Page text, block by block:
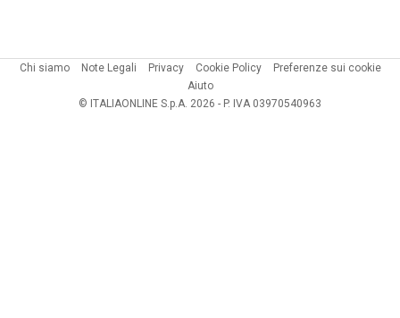
Chi siamo Note Legali Privacy Cookie Policy
Preferenze sui cookie
Aiuto
© ITALIAONLINE S.p.A. 2026 - P. IVA 03970540963